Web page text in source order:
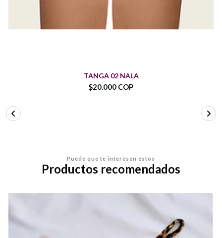
TANGA 02 NALA
$20.000 COP
Puede que te interesen estos
Productos recomendados